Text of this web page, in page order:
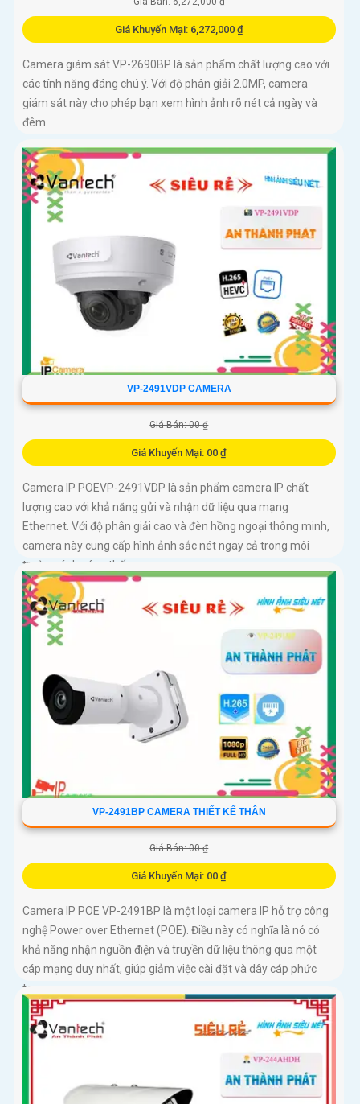
Giá Khuyến Mại: 6,272,000 ₫
Camera giám sát VP-2690BP là sản phẩm chất lượng cao với
các tính năng đáng chú ý. Với độ phân giải 2.0MP, camera
giám sát này cho phép bạn xem hình ảnh rõ nét cả ngày và
đêm
VP-2491VDP CAMERA
Giá Bán: 00 ₫
Giá Khuyến Mại: 00 ₫
Camera IP POEVP-2491VDP là sản phẩm camera IP chất
lượng cao với khả năng gửi và nhận dữ liệu qua mạng
Ethernet. Với độ phân giải cao và đèn hồng ngoại thông minh,
camera này cung cấp hình ảnh sắc nét ngay cả trong môi
trường ánh sáng thấp
VP-2491BP CAMERA THIẾT KẾ THÂN
Giá Bán: 00 ₫
Giá Khuyến Mại: 00 ₫
Camera IP POE VP-2491BP là một loại camera IP hỗ trợ công
nghệ Power over Ethernet (POE). Điều này có nghĩa là nó có
khả năng nhận nguồn điện và truyền dữ liệu thông qua một
cáp mạng duy nhất, giúp giảm việc cài đặt và dây cáp phức
tạp